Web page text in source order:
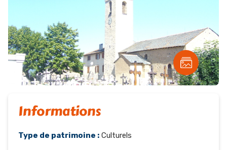
Informations
Type de patrimoine : Culturels